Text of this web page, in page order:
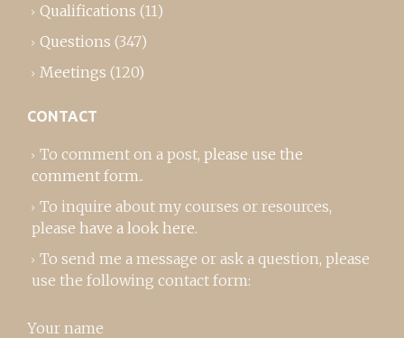
Qualifications (11)
Questions (347)
Meetings (120)
CONTACT
To comment on a post, please use the
comment form..
To inquire about my courses or resources,
please have a look here.
To send me a message or ask a question, please
use the following contact form:
Your name